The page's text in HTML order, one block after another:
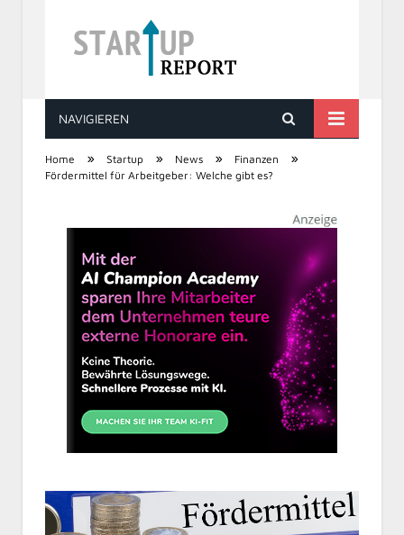
STARTUP REPORT
NAVIGIEREN
Home » Startup » News » Finanzen »
Fördermittel für Arbeitgeber: Welche gibt es?